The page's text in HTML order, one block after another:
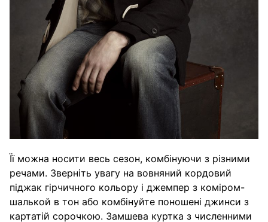
Її можна носити весь сезон, комбінуючи з різними
речами. Зверніть увагу на вовняний кордовий
піджак гірчичного кольору і джемпер з коміром-
шалькой в тон або комбінуйте поношені джинси з
картатій сорочкою. Замшева куртка з численними